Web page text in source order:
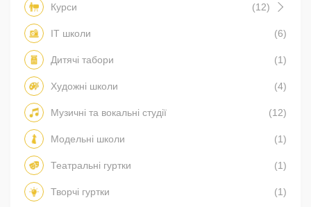
Курси (12)
IT школи (6)
Дитячі табори (1)
Художні школи (4)
Музичні та вокальні студії (12)
Модельні школи (1)
Театральні гуртки (1)
Творчі гуртки (1)